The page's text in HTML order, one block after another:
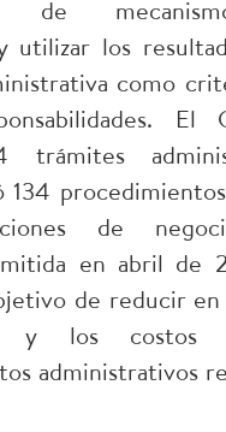
de
utilizar los
como
El
trámites
134
de
en abril de
de reducir
y los costos
administrativos